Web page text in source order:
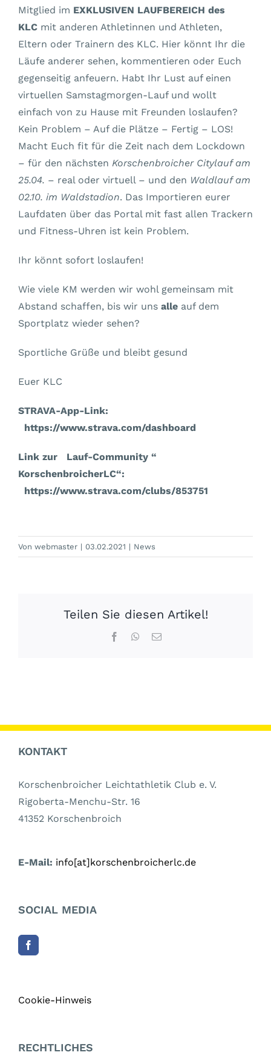
Mitglied im EXKLUSIVEN LAUFBEREICH des
KLC mit anderen Athletinnen und Athleten,
Eltern oder Trainern des KLC. Hier könnt Ihr die
Läufe anderer sehen, kommentieren oder Euch
gegenseitig anfeuern. Habt Ihr Lust auf einen
virtuellen Samstagmorgen-Lauf und wollt
einfach von zu Hause mit Freunden loslaufen?
Kein Problem – Auf die Plätze – Fertig – LOS!
Macht Euch fit für die Zeit nach dem Lockdown
– für den nächsten Korschenbroicher Citylauf am
25.04. – real oder virtuell – und den Waldlauf am
02.10. im Waldstadion. Das Importieren eurer
Laufdaten über das Portal mit fast allen Trackern
und Fitness-Uhren ist kein Problem.
Ihr könnt sofort loslaufen!
Wie viele KM werden wir wohl gemeinsam mit
Abstand schaffen, bis wir uns alleauf dem
Sportplatz wieder sehen?
Sportliche Grüße und bleibt gesund
Euer KLC
STRAVA-App-Link:
https://www.strava.com/dashboard
Link zur Lauf-Community “
KorschenbroicherLC“:
https://www.strava.com/clubs/853751
Von webmaster | 03.02.2021 | News
Teilen Sie diesen Artikel!
FacebookWhatsApp
E-
KONTAKT
Korschenbroicher Leichtathletik Club e. V.
Rigoberta-Menchu-Str. 16
41352 Korschenbroich
E-Mail: info[at]korschenbroicherlc.de
SOCIAL MEDIA
Cookie-Hinweis
RECHTLICHES